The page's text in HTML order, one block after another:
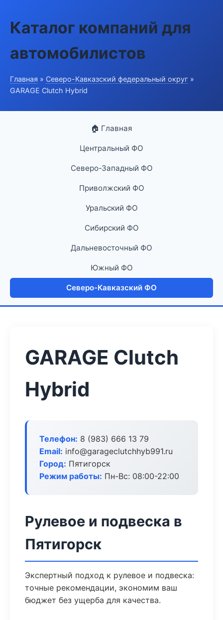
Каталог компаний для
автомобилистов
Главная » Северо-Кавказский федеральный округ »
GARAGE Clutch Hybrid
🏠 Главная
Центральный ФО
Северо-Западный ФО
Приволжский ФО
Уральский ФО
Сибирский ФО
Дальневосточный ФО
Южный ФО
Северо-Кавказский ФО
GARAGE Clutch
Hybrid
Телефон: 8 (983) 666 13 79
Email: info@garageclutchhyb991.ru
Город: Пятигорск
Режим работы: Пн-Вс: 08:00-22:00
Рулевое и подвеска в
Пятигорск
Экспертный подход к рулевое и подвеска:
точные рекомендации, экономим ваш
бюджет без ущерба для качества.